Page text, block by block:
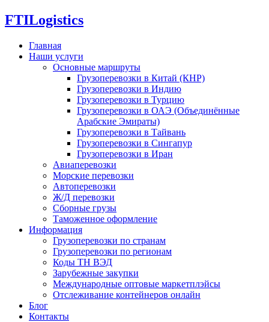
FTILogistics
Главная
Наши услуги
Основные маршруты
Грузоперевозки в Китай (КНР)
Грузоперевозки в Индию
Грузоперевозки в Турцию
Грузоперевозки в ОАЭ (Объединённые
Арабские Эмираты)
Грузоперевозки в Тайвань
Грузоперевозки в Сингапур
Грузоперевозки в Иран
Авиаперевозки
Морские перевозки
Автоперевозки
Ж/Д перевозки
Сборные грузы
Таможенное оформление
Информация
Грузоперевозки по странам
Грузоперевозки по регионам
Коды ТН ВЭД
Зарубежные закупки
Международные оптовые маркетплэйсы
Отслеживание контейнеров онлайн
Блог
Контакты